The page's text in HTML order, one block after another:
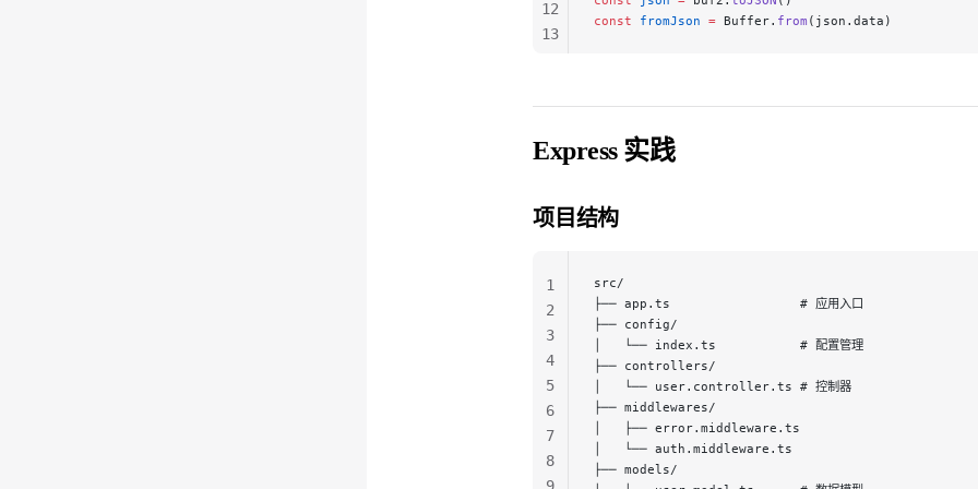
const fromJson = Buffer. from (json.data)
12
13
Express 实践
项目结构
src/
├── app.ts                 # 应用入口
├── config/
│   └── index.ts           # 配置管理
├── controllers/
│   └── user.controller.ts # 控制器
├── middlewares/
│   ├── error.middleware.ts
│   └── auth.middleware.ts
├── models/
1
2
3
4
5
6
7
8